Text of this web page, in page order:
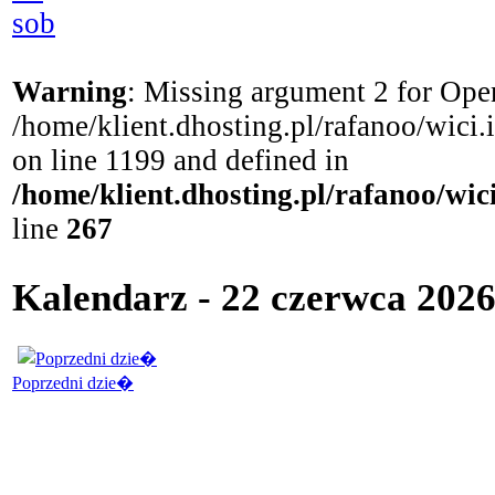
sob
Warning: Missing argument 2 for
/home/klient.dhosting.pl/rafanoo/
on line 1199 and defined in
/home/klient.dhosting.pl/rafanoo/
line 267
Kalendarz - 22 czerwca
Poprzedni dzie�